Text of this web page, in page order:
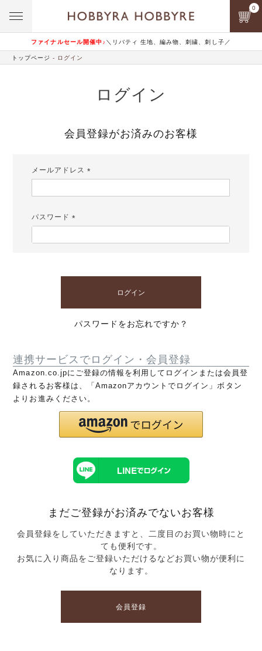
ファイナルセール開催中♪ ＼リバティ 生地、編み物、刺繍、刺し子／
0
トップページ ログイン
ログイン
会員登録がお済みのお客様
メールアドレス
パスワード
ログイン
パスワードをお忘れですか？
連携サービスでログイン・会員登録
Amazon.co.jpにご登録の情報を利用してログインまたは会員登
録されるお客様は、「Amazonアカウントでログイン」ボタン
よりお進みください。
まだご登録がお済みでないお客様
会員登録をしていただきますと、二度目のお買い物時にと
ても便利です。
お気に入り商品をご登録いただけるなどお買い物が便利に
なります。
会員登録